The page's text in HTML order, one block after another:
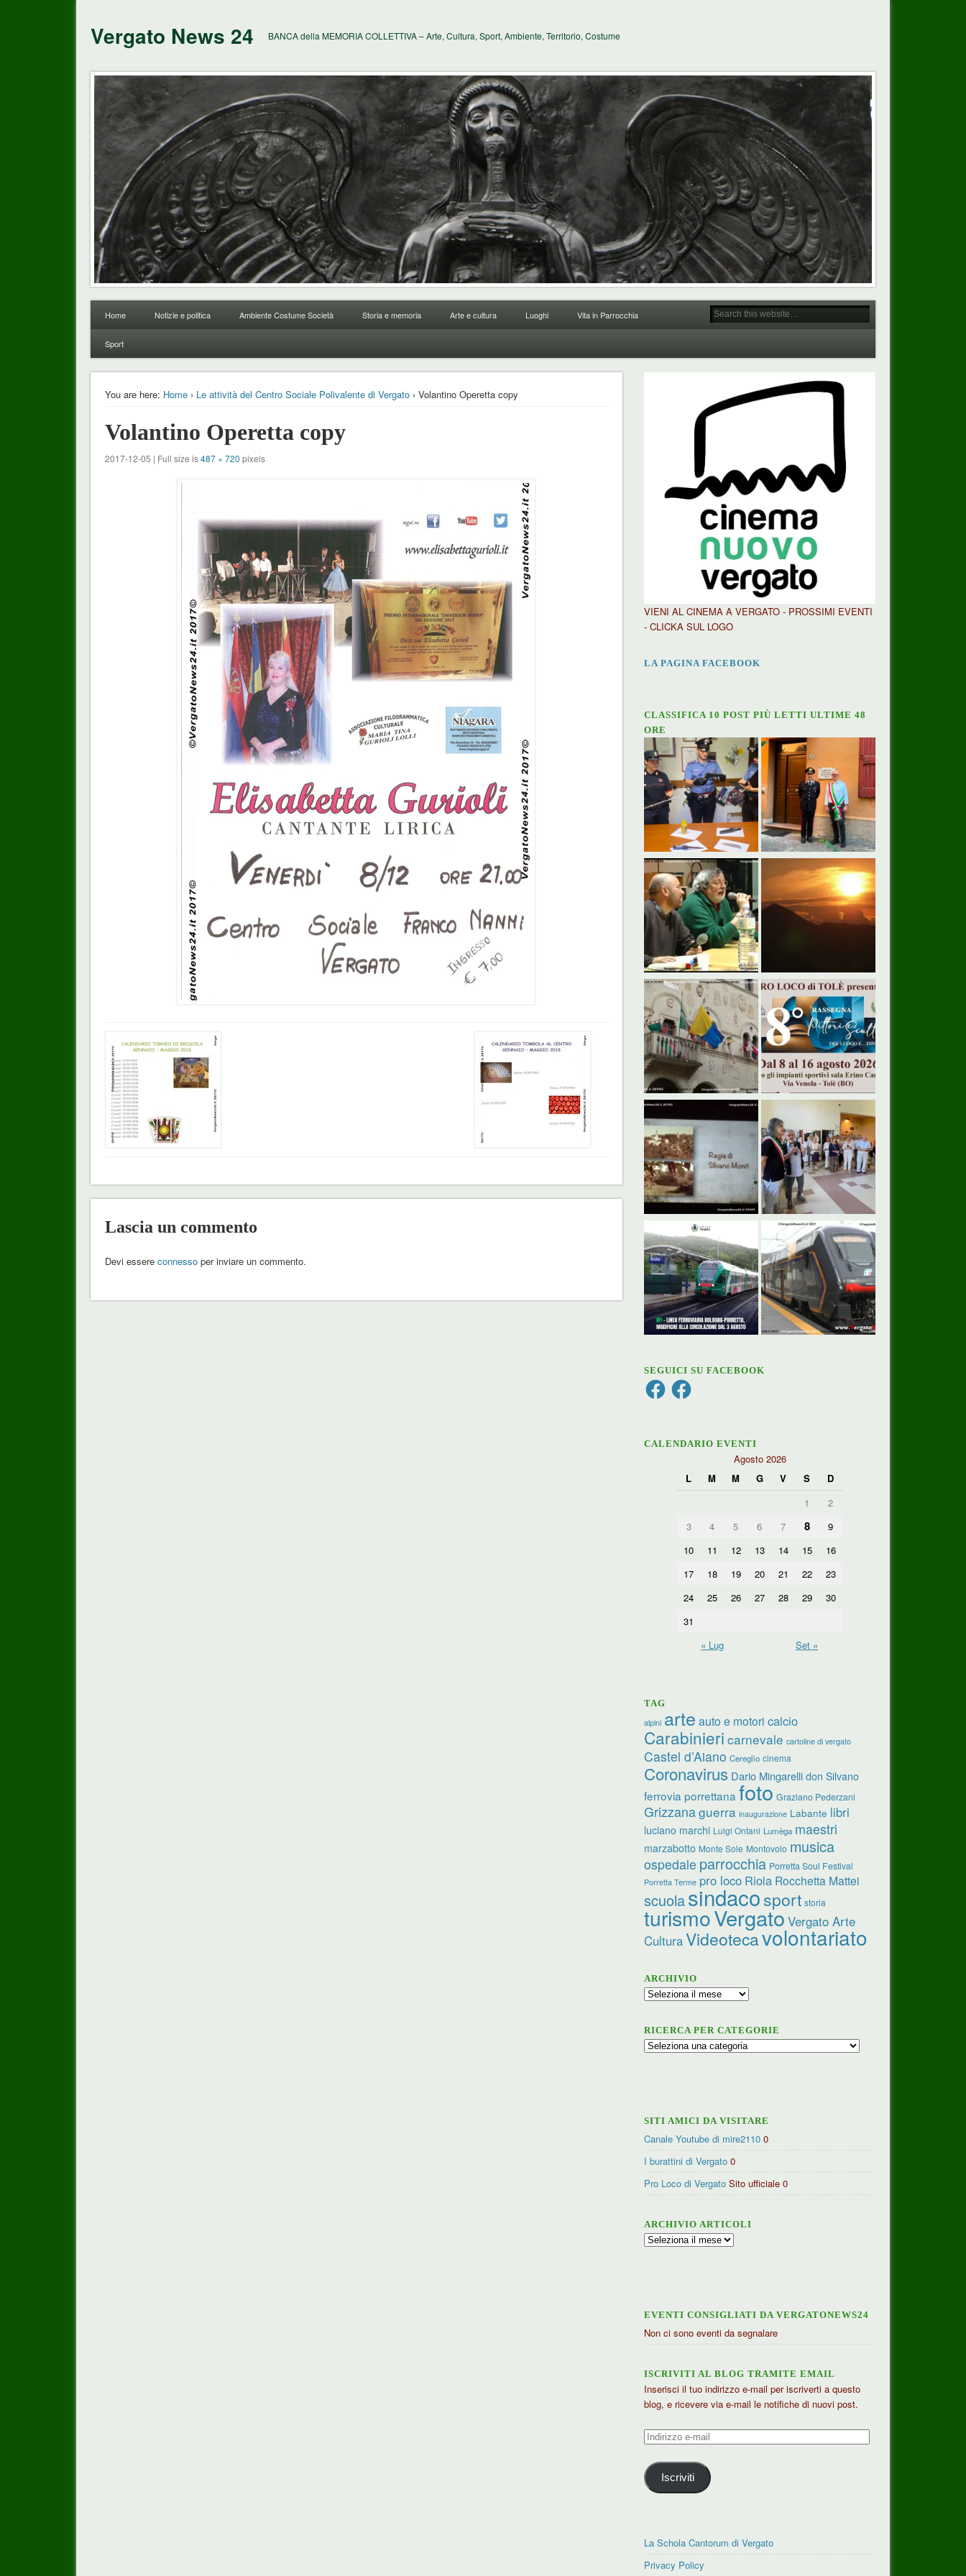
Vergato News 24 BANCA della MEMORIA COLLETTIVA – Arte, Cultura, Sport, Ambiente, Territorio, Costume
Home Notizie e politica Ambiente Costume Società Storia e memoria Arte e cultura Luoghi Vita in Parrocchia
Sport
You are here: Home› Le attività del Centro Sociale Polivalente di Vergato› Volantino Operetta copy
Volantino Operetta copy
2017-12-05 | Full size is487 × 720 pixels
Lascia un commento
Devi essere connessoper inviare un commento.
VIENI AL CINEMA A VERGATO - PROSSIMI EVENTI
- CLICKA SUL LOGO
LA PAGINA FACEBOOK
CLASSIFICA 10 POST PIÙ LETTI ULTIME 48
ORE
SEGUICI SU FACEBOOK
FacebookFacebook
CALENDARIO EVENTI
Agosto 2026
L
M M G V S
D
1
2
3
4 5 6 7 8
9
10
11 12 13 14 15
16
17
18 19 20 21 22
23
24
25 26 27 28 29
30
31
« Lug
Set »
TAG
alpini arte auto e motori calcio
Carabinieri carnevale cartoline di vergato
Castel d’Aiano Cereglio cinema
Coronavirus Dario Mingarelli don Silvano
ferrovia porrettana foto Graziano Pederzani
Grizzanaguerra inaugurazione Labante libri
luciano marchi Luigi Ontani Lumèga maestri
marzabotto Monte Sole Montovolo musica
ospedale parrocchia Porretta Soul Festival
Porretta Terme pro loco Riola Rocchetta Mattei
scuolasindacosport storia
turismoVergato Vergato Arte
CulturaVideotecavolontariato
ARCHIVIO
Archivio
RICERCA PER CATEGORIE
Ricerca
SITI AMICI DA VISITARE
Canale Youtube di mire2110 0
I burattini di Vergato 0
Pro Loco di Vergato Sito ufficiale 0
ARCHIVIO ARTICOLI
Archivio
EVENTI CONSIGLIATI DA VERGATONEWS24
Non ci sono eventi da segnalare
ISCRIVITI AL BLOG TRAMITE EMAIL
Inserisci il tuo indirizzo e-mail per iscriverti a questo
blog, e ricevere via e-mail le notifiche di nuovi post.
Indirizzo
mail
Iscriviti
La Schola Cantorum di Vergato
Privacy Policy